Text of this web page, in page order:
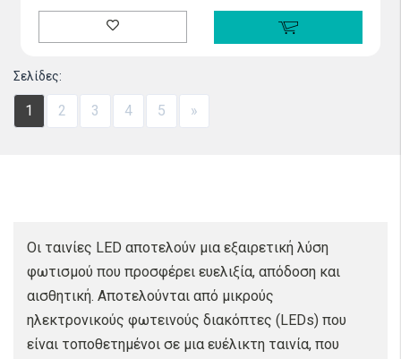
Σελίδες:
1 2 3 4 5 »
Οι ταινίες LED αποτελούν μια εξαιρετική λύση
φωτισμού που προσφέρει ευελιξία, απόδοση και
αισθητική. Αποτελούνται από μικρούς
ηλεκτρονικούς φωτεινούς διακόπτες (LEDs) που
είναι τοποθετημένοι σε μια ευέλικτη ταινία, που